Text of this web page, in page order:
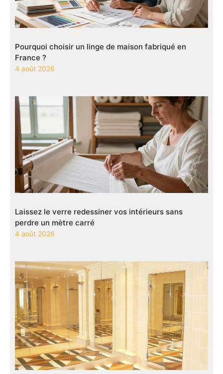
Pourquoi choisir un linge de maison fabriqué en
France ?
4 août 2026
Laissez le verre redessiner vos intérieurs sans
perdre un mètre carré
4 août 2026